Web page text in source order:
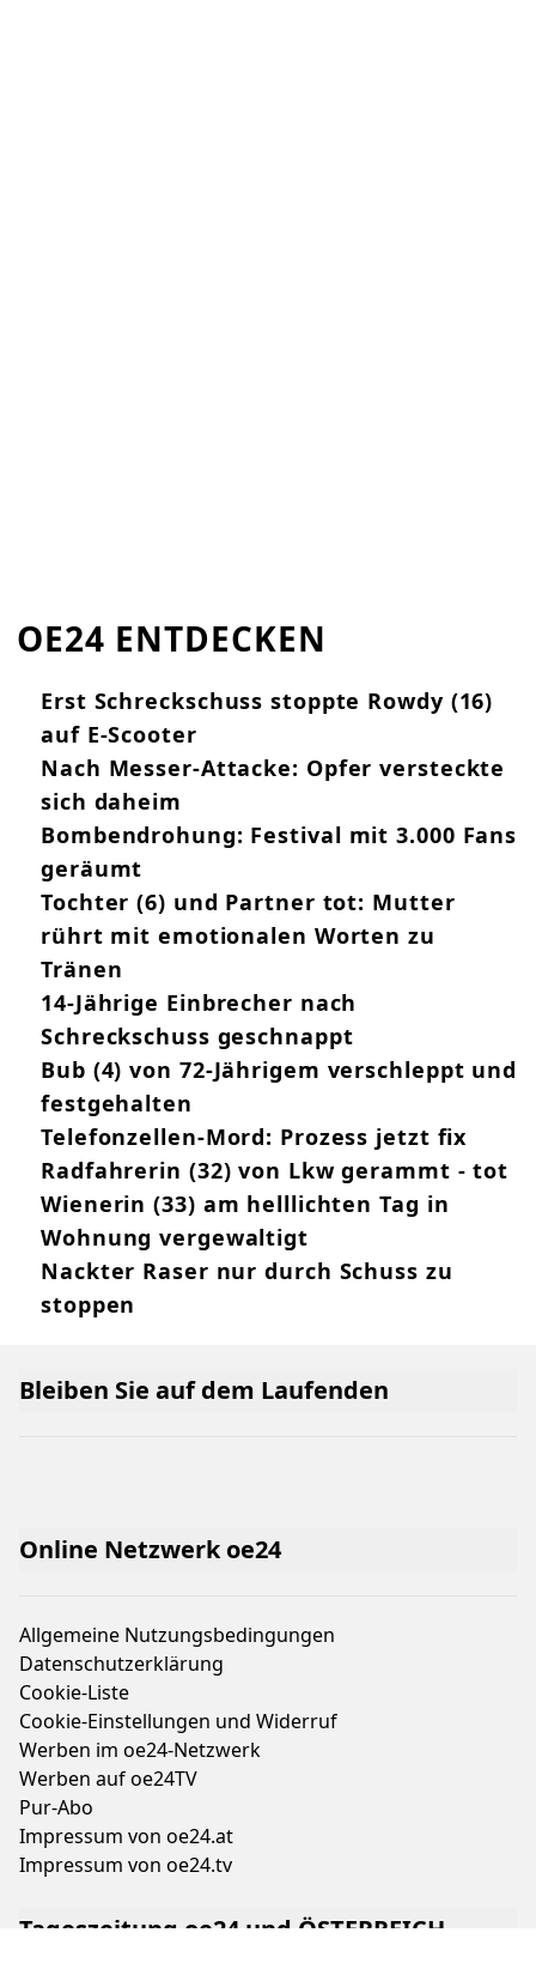
OE24 ENTDECKEN
Erst Schreckschuss stoppte Rowdy (16)
auf E-Scooter
Nach Messer-Attacke: Opfer versteckte
sich daheim
Bombendrohung: Festival mit 3.000 Fans
geräumt
Tochter (6) und Partner tot: Mutter
rührt mit emotionalen Worten zu
Tränen
14-Jährige Einbrecher nach
Schreckschuss geschnappt
Bub (4) von 72-Jährigem verschleppt und
festgehalten
Telefonzellen-Mord: Prozess jetzt fix
Radfahrerin (32) von Lkw gerammt - tot
Wienerin (33) am helllichten Tag in
Wohnung vergewaltigt
Nackter Raser nur durch Schuss zu
stoppen
Online Netzwerk oe24
Allgemeine Nutzungsbedingungen
Datenschutzerklärung
Cookie-Liste
Cookie-Einstellungen und Widerruf
Werben im oe24-Netzwerk
Werben auf oe24TV
Pur-Abo
Impressum von oe24.at
Impressum von oe24.tv
Tageszeitung oe24 und ÖSTERREICH
Bleiben Sie auf dem Laufenden